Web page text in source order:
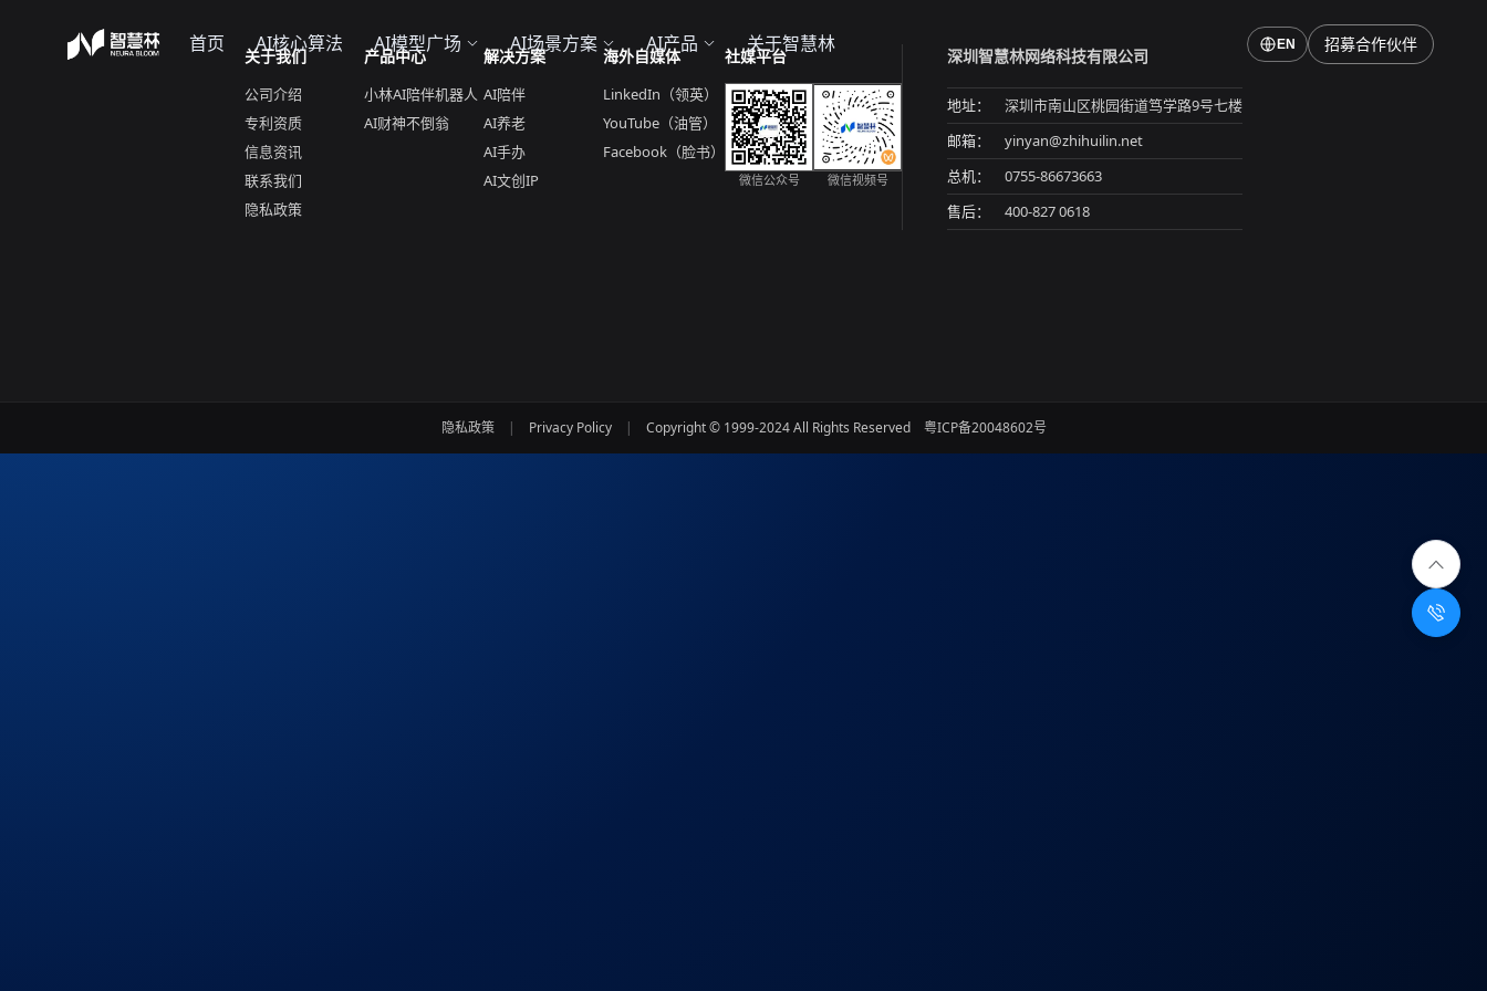
首页 AI核心算法 AI模型广场 AI场景方案 AI产品 关于智慧林 EN 招募合作伙伴
关于我们
公司介绍
专利资质
信息资讯
联系我们
隐私政策
产品中心
小林AI陪伴机器人
AI财神不倒翁
解决方案
AI陪伴
AI养老
‌AI手办
‌AI文创IP
海外自媒体
LinkedIn（领英）
YouTube（油管）
Facebook（脸书）
社媒平台
微信公众号 微信视频号
深圳智慧林网络科技有限公司
地址：
深圳市南山区桃园街道笃学路9号七楼
邮箱：
yinyan@zhihuilin.net
总机：
0755-86673663
售后：
400-827 0618
隐私政策 | Privacy Policy | Copyright © 1999-2024 All Rights Reserved 粤ICP备20048602号